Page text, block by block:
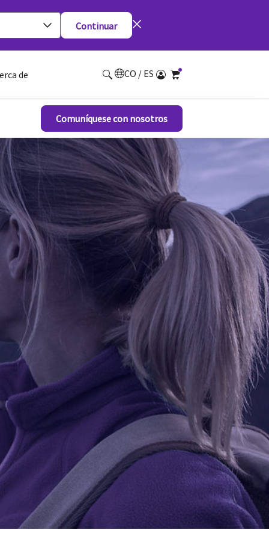
Continuar
de CO / ES
Comuníquese con nosotros